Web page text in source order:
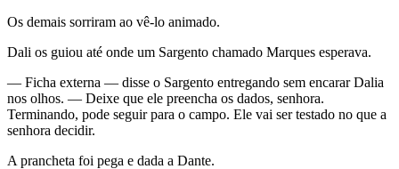
Os demais sorriram ao vê-lo animado.
Dali os guiou até onde um Sargento chamado Marques esperava.
— Ficha externa — disse o Sargento entregando sem encarar Dalia
nos olhos. — Deixe que ele preencha os dados, senhora.
Terminando, pode seguir para o campo. Ele vai ser testado no que a
senhora decidir.
A prancheta foi pega e dada a Dante.